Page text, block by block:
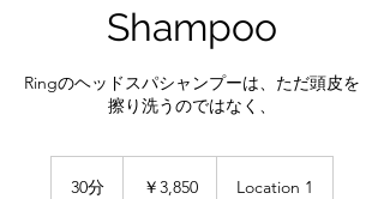
Shampoo
Ringのヘッドスパシャンプーは、ただ頭皮を
擦り洗うのではなく、
30分 ￥3,850 Location 1